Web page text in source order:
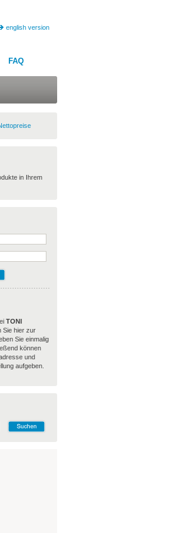
english version
FAQ
in Ihrem
TONI
Sie hier zur
Sie einmalig
können
und
aufgeben.